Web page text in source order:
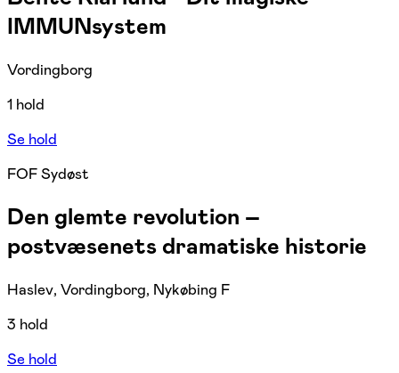
IMMUNsystem
Vordingborg
1 hold
Se hold
FOF Sydøst
Den glemte revolution –
postvæsenets dramatiske historie
Haslev, Vordingborg, Nykøbing F
3 hold
Se hold